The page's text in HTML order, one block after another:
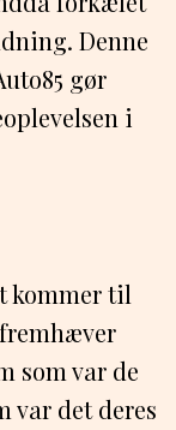
Denne
gør
i
kommer til
som var de
var det deres